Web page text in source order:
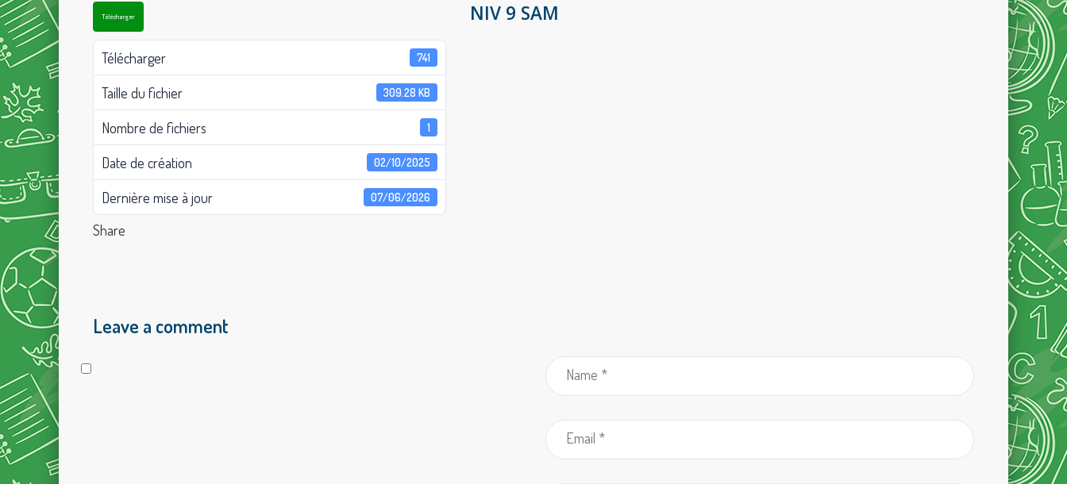
Télécharger
Télécharger 741
Taille du fichier 309.28 KB
Nombre de fichiers 1
Date de création 02/10/2025
Dernière mise à jour 07/06/2026
NIV 9 SAM
Share
Leave a comment